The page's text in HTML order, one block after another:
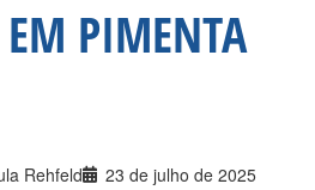
EM PIMENTA
Rehfeld 23 de julho de 2025